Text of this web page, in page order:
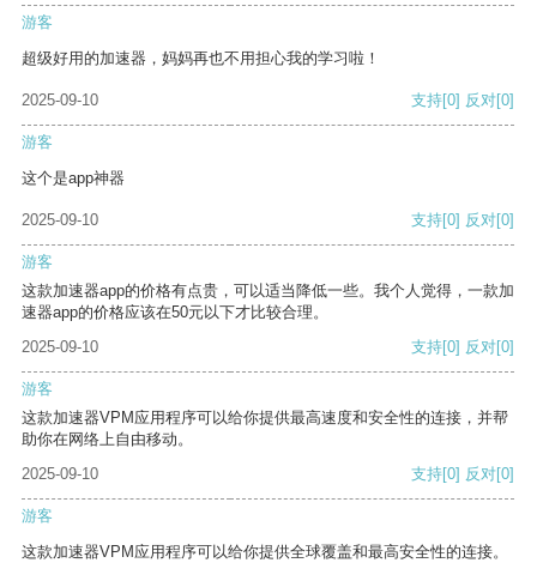
游客
超级好用的加速器，妈妈再也不用担心我的学习啦！
2025-09-10 支持[0] 反对[0]
游客
这个是app神器
2025-09-10 支持[0] 反对[0]
游客
这款加速器app的价格有点贵，可以适当降低一些。我个人觉得，一款加
速器app的价格应该在50元以下才比较合理。
2025-09-10
支持[0] 反对[0]
游客
这款加速器VPM应用程序可以给你提供最高速度和安全性的连接，并帮
助你在网络上自由移动。
2025-09-10
支持[0] 反对[0]
游客
这款加速器VPM应用程序可以给你提供全球覆盖和最高安全性的连接。